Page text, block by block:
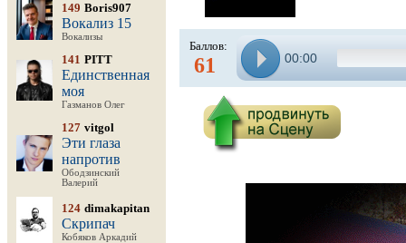
149 Boris907
Вокализ 15
Вокализы
141 PITT
Единственная
моя
Газманов Олег
127 vitgol
Эти глаза
напротив
Ободзинский
Валерий
124 dimakapitan
Скрипач
Кобяков Аркадий
Баллов:
61 00:00